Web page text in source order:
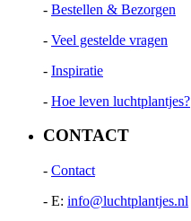
- Bestellen & Bezorgen
- Veel gestelde vragen
- Inspiratie
- Hoe leven luchtplantjes?
CONTACT
- Contact
- E: info@luchtplantjes.nl